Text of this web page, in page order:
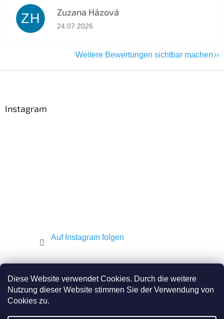
Diese Website verwendet Cookies. Durch die weitere
Nutzung dieser Website stimmen Sie der Verwendung von
Cookies zu.
ZH Zuzana Házová
Die Shop-Bewertung beträgt 5 von 5 Sternen.
24.07.2026
Weitere Bewertungen sichtbar machen
Instagram
Auf Instagram folgen